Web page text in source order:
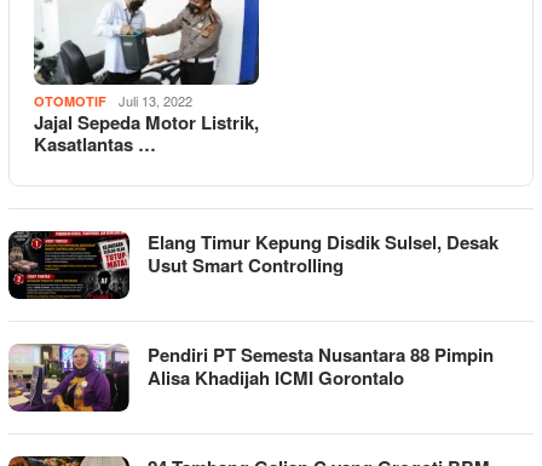
OTOMOTIF Juli 13, 2022
Jajal Sepeda Motor Listrik,
Kasatlantas …
Elang Timur Kepung Disdik Sulsel, Desak
Usut Smart Controlling
Pendiri PT Semesta Nusantara 88 Pimpin
Alisa Khadijah ICMI Gorontalo